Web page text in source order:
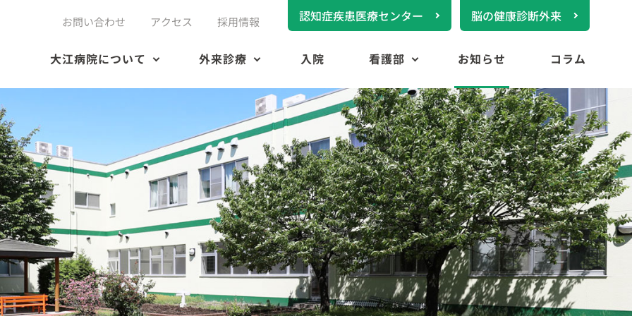
脳の健康診断外来
認知症疾患医療センター
採用情報
アクセス
お問い合わせ
大江病院について 外来診療 入院 看護部 お知らせ コラム